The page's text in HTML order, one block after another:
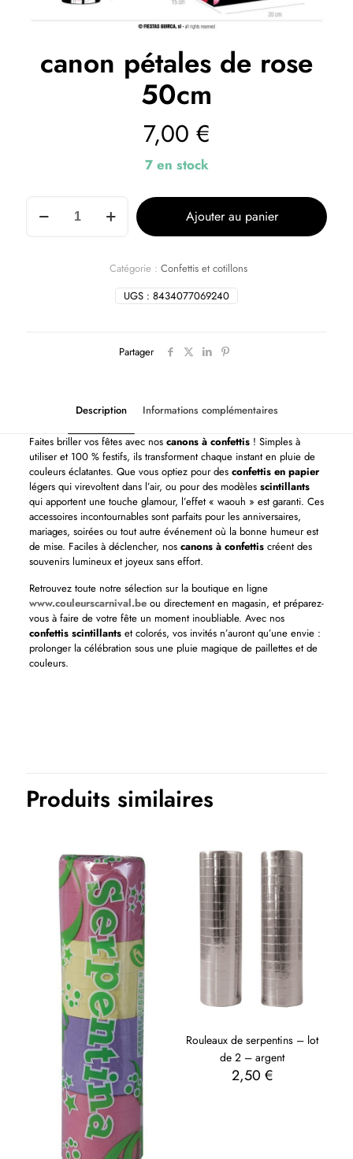
canon pétales de rose
50cm
7,00 €
7 en stock
Ajouter au panier
UGS : 8434077069240
Catégorie : Confettis et cotillons
Partager
Description Informations complémentaires
Faites briller vos fêtes avec nos canons à confettis! Simples à
utiliser et 100 % festifs, ils transforment chaque instant en pluie de
couleurs éclatantes. Que vous optiez pour des confettis en papier
légers qui virevoltent dans l’air, ou pour des modèles scintillants
qui apportent une touche glamour, l’effet « waouh » est garanti. Ces
accessoires incontournables sont parfaits pour les anniversaires,
mariages, soirées ou tout autre événement où la bonne humeur est
de mise. Faciles à déclencher, nos canons à confettiscréent des
souvenirs lumineux et joyeux sans effort.
Retrouvez toute notre sélection sur la boutique en ligne
www.couleurscarnival.beou directement en magasin, et préparez-
vous à faire de votre fête un moment inoubliable. Avec nos
confettis scintillantset colorés, vos invités n’auront qu’une envie :
prolonger la célébration sous une pluie magique de paillettes et de
couleurs.
Produits similaires
Rouleaux de serpentins – lot
de 2 – argent
2,50 €